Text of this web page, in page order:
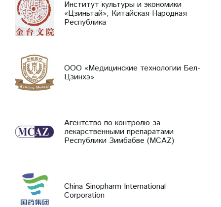
Институт культуры и экономики
«Цзиньтай», Китайская Народная
Республика
ООО «Медицинские технологии Бел-
Цзинхэ»
Агентство по контролю за
лекарственными препаратами
Республики Зимбабве (MCAZ)
China Sinopharm International
Corporation